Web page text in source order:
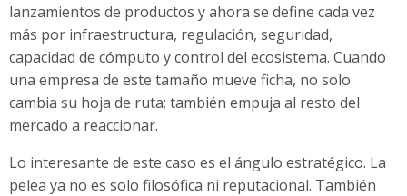
lanzamientos de productos y ahora se define cada vez
más por infraestructura, regulación, seguridad,
capacidad de cómputo y control del ecosistema. Cuando
una empresa de este tamaño mueve ficha, no solo
cambia su hoja de ruta; también empuja al resto del
mercado a reaccionar.
Lo interesante de este caso es el ángulo estratégico. La
pelea ya no es solo filosófica ni reputacional. También